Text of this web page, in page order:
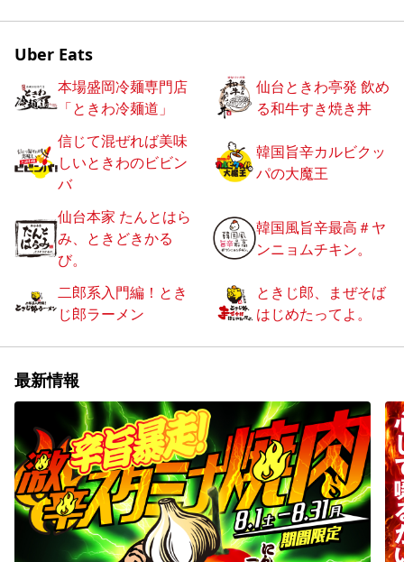
Uber Eats
本場盛岡冷麺専門店
「ときわ冷麺道」
仙台ときわ亭発 飲め
る和牛すき焼き丼
信じて混ぜれば美味
しいときわのビビン
バ
韓国旨辛カルビクッ
パの大魔王
仙台本家 たんとはら
み、ときどきかる
び。
韓国風旨辛最高＃ヤ
ンニョムチキン。
二郎系入門編！とき
じ郎ラーメン
ときじ郎、まぜそば
はじめたってよ。
最新情報